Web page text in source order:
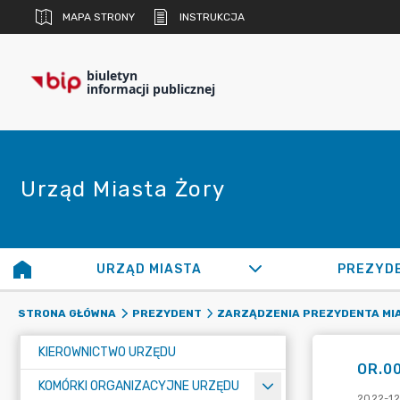
MAPA STRONY INSTRUKCJA
biuletyn
informacji publicznej
Urząd Miasta Żory
URZĄD MIASTA
STRONA GŁÓWNA PREZYDENT ZARZĄDZENIA PREZYDENTA
KIEROWNICTWO URZĘDU
KOMÓRKI ORGANIZACYJNE URZĘDU